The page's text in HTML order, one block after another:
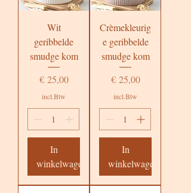
Wit
geribbelde
smudge kom
Prijs
€ 25,00
incl.Btw
In
winkelwagen
Crèmekleurig
e geribbelde
smudge kom
Prijs
€ 25,00
incl.Btw
In
winkelwagen